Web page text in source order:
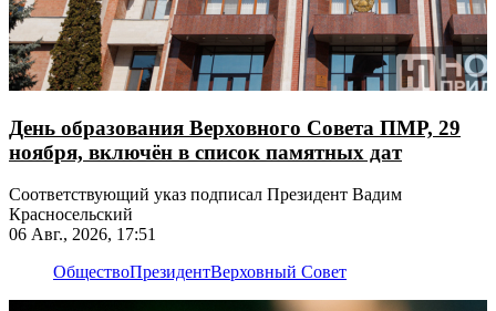
День образования Верховного Совета ПМР, 29
ноября, включён в список памятных дат
Соответствующий указ подписал Президент Вадим
Красносельский
06 Авг., 2026, 17:51
ОбществоПрезидентВерховный Совет